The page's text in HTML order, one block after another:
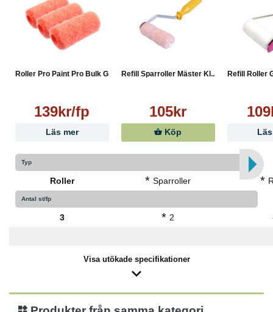
Roller Pro Paint Pro Bulk G...
139kr/fp
Läs mer
Refill Sparroller Mäster Kl...
105kr
Köp
Refill Roller
Typ
Roller * Sparroller *
Antal st/fp
3 * 2
Visa utökade specifikationer